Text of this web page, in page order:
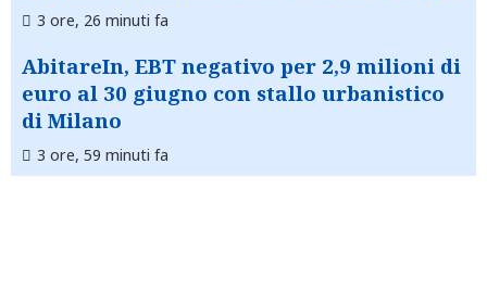
3 ore, 26 minuti fa
AbitareIn, EBT negativo per 2,9 milioni di
euro al 30 giugno con stallo urbanistico
di Milano
3 ore, 59 minuti fa